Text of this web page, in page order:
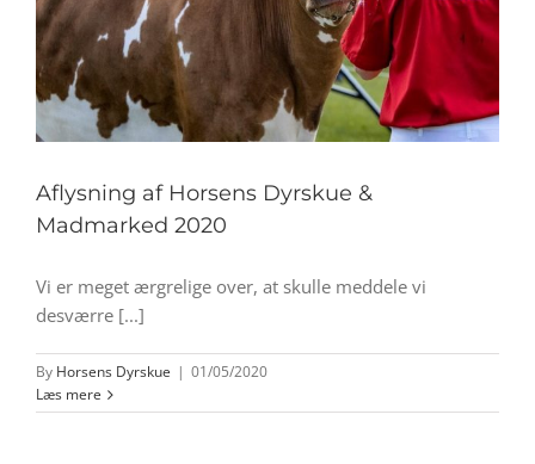
Aflysning af Horsens Dyrskue &
Madmarked 2020
Vi er meget ærgrelige over, at skulle meddele vi
desværre [...]
By Horsens Dyrskue | 01/05/2020
Læs mere